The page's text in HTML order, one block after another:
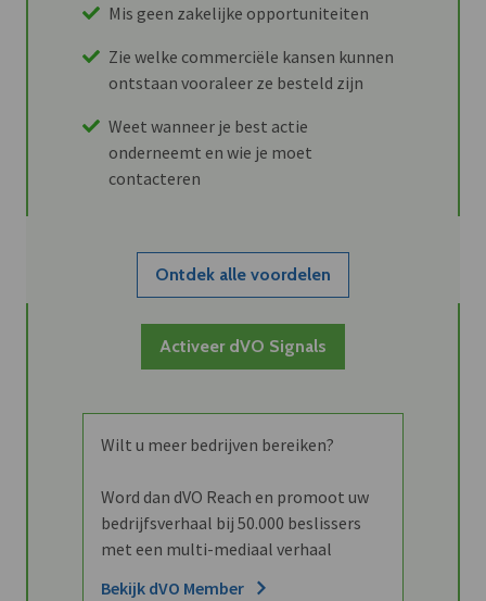
Mis geen zakelijke opportuniteiten
Zie welke commerciële kansen kunnen
ontstaan vooraleer ze besteld zijn
Weet wanneer je best actie
onderneemt en wie je moet
contacteren
Ontdek alle voordelen
Activeer dVO Signals
Wilt u meer bedrijven bereiken?
Word dan dVO Reach en promoot uw
bedrijfsverhaal bij 50.000 beslissers
met een multi-mediaal verhaal
Bekijk dVO Member